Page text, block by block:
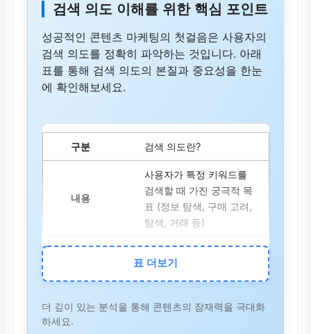
검색 의도 이해를 위한 핵심 포인트
성공적인 콘텐츠 마케팅의 첫걸음은 사용자의
검색 의도를 정확히 파악하는 것입니다. 아래
표를 통해 검색 의도의 본질과 중요성을 한눈
에 확인해보세요.
검색 의도란?
사용자가 특정 키워드를
검색할 때 가진 궁극적 목
표 (정보 탐색, 구매 고려,
탐색, 거래 등)
중요성
사용자 만족도 및 검색 엔
진 관련성 향상에 필수적.
표 더보기
더 깊이 있는 분석을 통해 콘텐츠의 잠재력을 극대화
하세요.